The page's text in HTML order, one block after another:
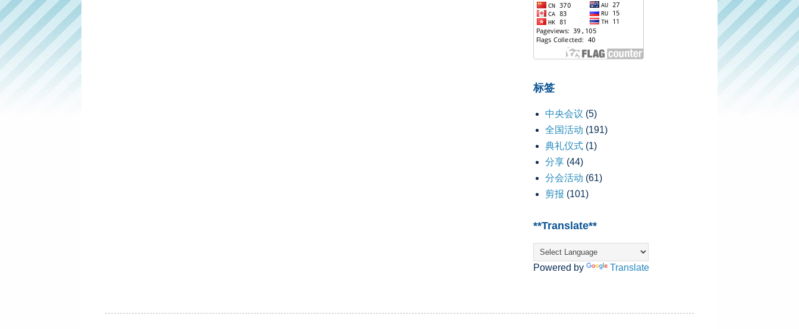
标签
中央会议 (5)
全国活动 (191)
典礼仪式 (1)
分享 (44)
分会活动 (61)
剪报 (101)
**Translate**
Powered by Translate